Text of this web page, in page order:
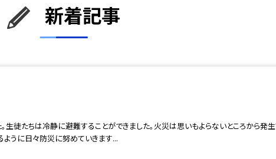
新着記事
徒たちは冷静に避難することができました。火災は思いもよらないところから発生
ように日々防災に努めていきます...